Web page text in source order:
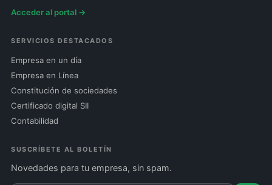
Acceder al portal →
SERVICIOS DESTACADOS
Empresa en un día
Empresa en Línea
Constitución de sociedades
Certificado digital SII
Contabilidad
SUSCRÍBETE AL BOLETÍN
Novedades para tu empresa, sin spam.